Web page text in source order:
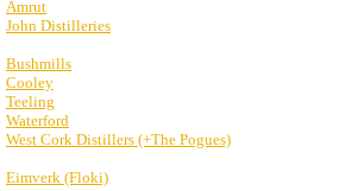
Amrut
John Distilleries
Bushmills
Cooley
Teeling
Waterford
West Cork Distillers (+The Pogues)
Eimverk (Floki)